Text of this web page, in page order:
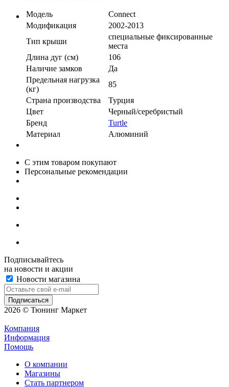
Модель
Connect
Модификация
2002-2013
Тип крыши
специальные фиксированные
места
Длина дуг (см)
106
Наличие замков
Да
Предельная нагрузка
(кг)
85
Страна производства
Турция
Цвет
Черный/серебристый
Бренд
Turtle
Материал
Алюминий
С этим товаром покупают
Персональные рекомендации
Подписывайтесь
на новости и акции
Новости магазина
2026 © Тюнинг Маркет
Компания
Информация
Помощь
О компании
Магазины
Стать партнером